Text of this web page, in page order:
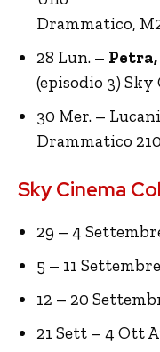
Drammatico,
28 Lun. –
(episodio 3) Sky
30 Mer. –
Drammatico
Sky Cinema
29 – 4
5 – 11
12 – 20
21 Sett – 4 Ott